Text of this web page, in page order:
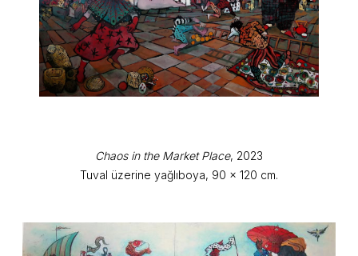
Chaos in the Market Place, 2023
Tuval üzerine yağlıboya, 90 x 120 cm.